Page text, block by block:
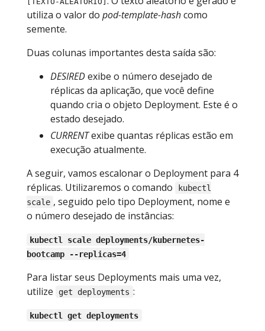
utiliza o valor do pod-template-hashcomo
semente.
Duas colunas importantes desta saída são:
DESIREDexibe o número desejado de
réplicas da aplicação, que você define
quando cria o objeto Deployment. Este é o
estado desejado.
CURRENTexibe quantas réplicas estão em
execução atualmente.
A seguir, vamos escalonar o Deployment para 4
réplicas. Utilizaremos o comando
kubectl
scale , seguido pelo tipo Deployment, nome e
o número desejado de instâncias:
kubectl scale deployments/kubernetes-
bootcamp --replicas=4
Para listar seus Deployments mais uma vez,
utilize
get deployments :
kubectl get deployments